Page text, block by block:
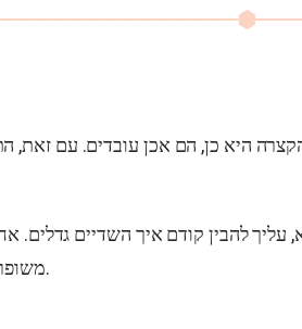
להבין קודם איך השדיים גדלים.
משופרים הוא שדיים גדולים ויציבים יותר.